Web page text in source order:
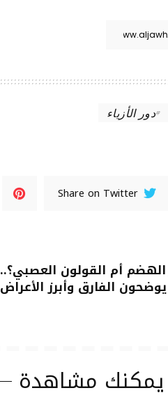
دور الأزياء
Share on Twitter
أم القولون العصبي؟..
الفارق وأبرز الأعراض
يمكنك مشاهدة